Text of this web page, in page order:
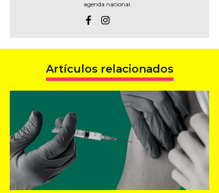
agenda nacional.
Artículos relacionados